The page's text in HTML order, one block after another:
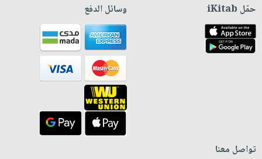
حمّل iKitab وسائل الدفع
تواصل معنا